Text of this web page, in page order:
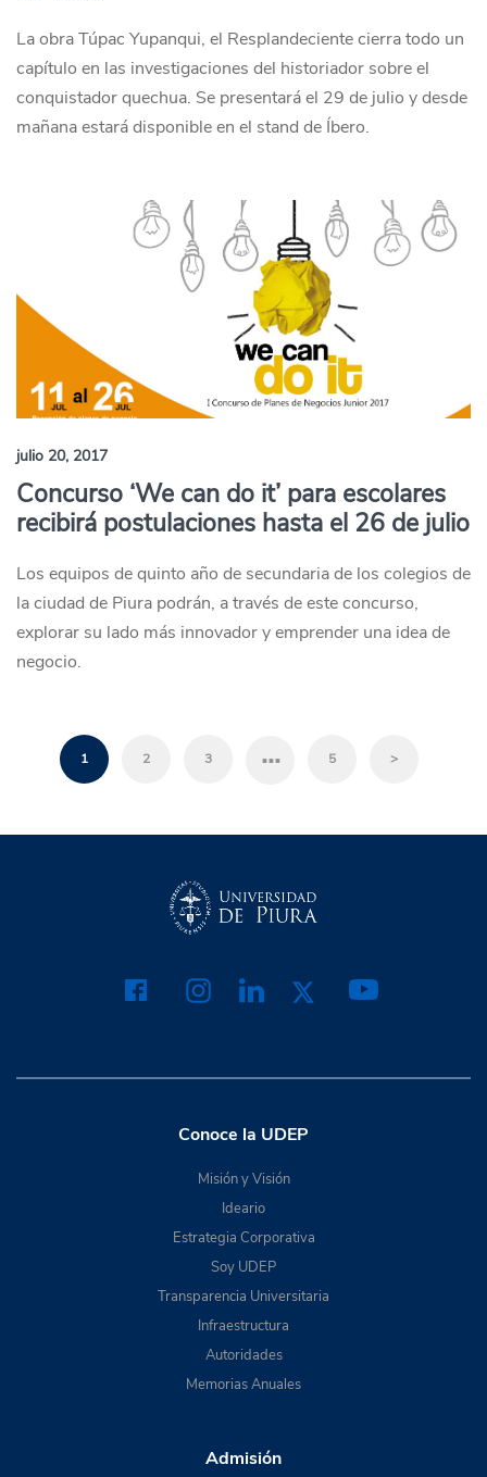
La obra Túpac Yupanqui, el Resplandeciente cierra todo un
capítulo en las investigaciones del historiador sobre el
conquistador quechua. Se presentará el 29 de julio y desde
mañana estará disponible en el stand de Íbero.
julio 20, 2017
Concurso ‘We can do it’ para escolares
recibirá postulaciones hasta el 26 de julio
Los equipos de quinto año de secundaria de los colegios de
la ciudad de Piura podrán, a través de este concurso,
explorar su lado más innovador y emprender una idea de
negocio.
1 2 3 … 5 >
Conoce la UDEP
Misión y Visión
Ideario
Estrategia Corporativa
Soy UDEP
Transparencia Universitaria
Infraestructura
Autoridades
Memorias Anuales
Admisión